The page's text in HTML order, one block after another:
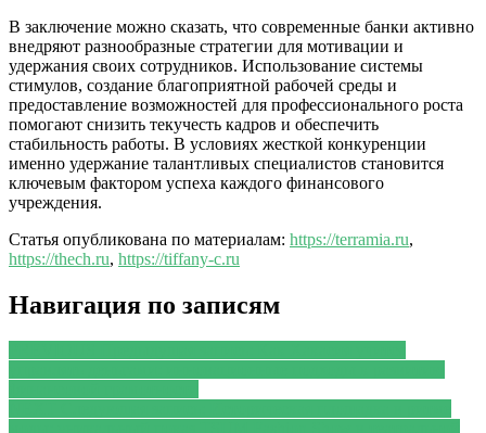
В заключение можно сказать, что современные банки активно
внедряют разнообразные стратегии для мотивации и
удержания своих сотрудников. Использование системы
стимулов, создание благоприятной рабочей среды и
предоставление возможностей для профессионального роста
помогают снизить текучесть кадров и обеспечить
стабильность работы. В условиях жесткой конкуренции
именно удержание талантливых специалистов становится
ключевым фактором успеха каждого финансового
учреждения.
Статья опубликована по материалам: https://terramia.ru,
https://thech.ru, https://tiffany-c.ru
Навигация по записям